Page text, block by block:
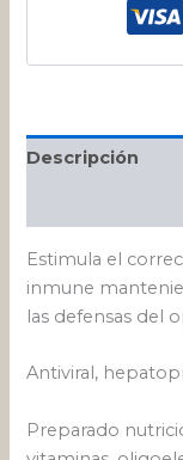
Descripción
Estimula el
inmune
las defensas del
Antiviral,
Preparado